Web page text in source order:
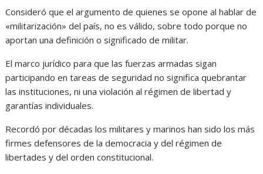
Consideró que el argumento de quienes se opone al hablar de
«militarización» del país, no es válido, sobre todo porque no
aportan una definición o significado de militar.
El marco jurídico para que las fuerzas armadas sigan
participando en tareas de seguridad no significa quebrantar
las instituciones, ni una violación al régimen de libertad y
garantías individuales.
Recordó por décadas los militares y marinos han sido los más
firmes defensores de la democracia y del régimen de
libertades y del orden constitucional.